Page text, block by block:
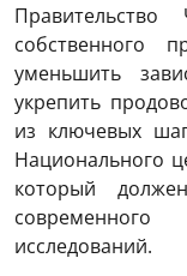
Правительство
собственного
уменьшить
укрепить
из ключевых
Национального
который
исследований.